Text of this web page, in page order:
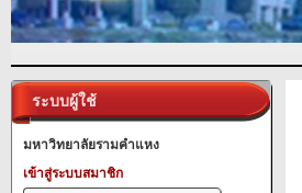
ระบบผู้ใช้
มหาวิทยาลัยรามคำแหง
เข้าสู่ระบบสมาชิก